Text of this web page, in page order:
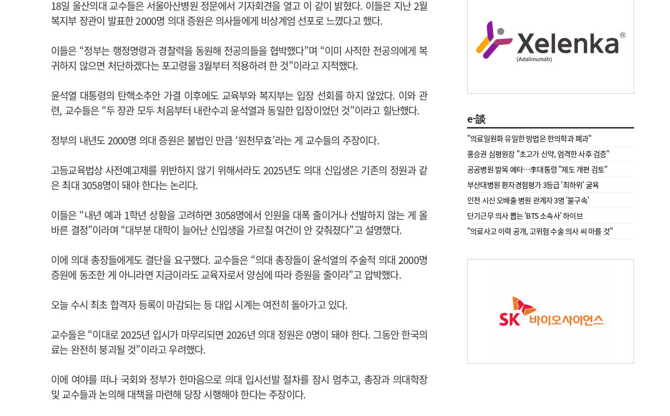
18일 울산의대 교수들은 서울아산병원 정문에서 기자회견을 열고 이 같이 밝혔다. 이들은 지난 2월
복지부 장관이 발표한 2000명 의대 증원은 의사들에게 비상계엄 선포로 느꼈다고 했다.
이들은 “정부는 행정명령과 경찰력을 동원해 전공의들을 협박했다”며 “이미 사직한 전공의에게 복
귀하지 않으면 처단하겠다는 포고령을 3월부터 적용하려 한 것”이라고 지적했다.
윤석열 대통령의 탄핵소추안 가결 이후에도 교육부와 복지부는 입장 선회를 하지 않았다. 이와 관
련, 교수들은 “두 장관 모두 처음부터 내란수괴 윤석열과 동일한 입장이었던 것”이라고 힐난했다.
정부의 내년도 2000명 의대 증원은 불법인 만큼 ‘원천무효’라는 게 교수들의 주장이다.
고등교육법상 사전예고제를 위반하지 않기 위해서라도 2025년도 의대 신입생은 기존의 정원과 같
은 최대 3058명이 돼야 한다는 논리다.
이들은 “내년 예과 1학년 상황을 고려하면 3058명에서 인원을 대폭 줄이거나 선발하지 않는 게 올
바른 결정”이라며 “대부분 대학이 늘어난 신입생을 가르칠 여건이 안 갖춰졌다”고 설명했다.
이에 의대 총장들에게도 결단을 요구했다. 교수들은 “의대 총장들이 윤석열의 주술적 의대 2000명
증원에 동조한 게 아니라면 지금이라도 교육자로서 양심에 따라 증원을 줄이라”고 압박했다.
오늘 수시 최초 합격자 등록이 마감되는 등 대입 시계는 여전히 돌아가고 있다.
교수들은 “이대로 2025년 입시가 마무리되면 2026년 의대 정원은 0명이 돼야 한다. 그동안 한국의
료는 완전히 붕괴될 것”이라고 우려했다.
이에 여야를 떠나 국회와 정부가 한마음으로 의대 입시선발 절차를 잠시 멈추고, 총장과 의대학장
및 교수들과 논의해 대책을 마련해 당장 시행해야 한다는 주장이다.
e-談
"의료일원화 유일한 방법은 한의학과 폐과"
홍승권 심평원장 " 초고가 신약, 엄격한 사후 검증"
공공병원 발목 예타…李대통령 "제도 개편 검토"
부산대병원 환자경험평가 3등급 '최하위' 굴욕
인천 시신 오배출 병원 관계자 3명 '불구속'
단기근무 의사 뽑는 'BTS 소속사' 하이브
"의료사고 이력 공개, 고위험 수술 의사 씨 마를 것"